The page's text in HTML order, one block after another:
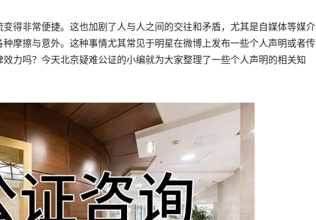
非常便捷。这也加剧了人与人之间的交往和矛盾，尤其是自媒体等媒介
摩擦与意外。这种事情尤其常见于明星在微博上发布一些个人声明或者传
力吗？今天北京疑难公证的小编就为大家整理了一些个人声明的相关知